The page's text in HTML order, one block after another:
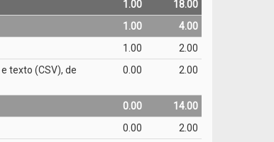
1.00
18.00
1.00
4.00
1.00
2.00
texto (CSV), de
0.00 2.00
0.00
14.00
0.00 2.00